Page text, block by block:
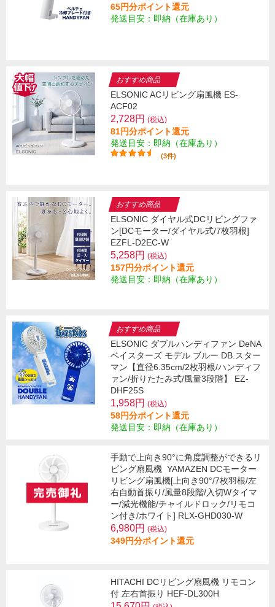
65円分ポイント還元
発送目安：即納（在庫あり）
おすすめ商品
ELSONIC ACリビング扇風機 ES-
ACF02
2,728円 (税込)
81円分ポイント還元
発送目安：即納（在庫あり）
(3件)
おすすめ商品
ELSONIC ダイヤル式DCリビングファ
ン[DCモーター/ダイヤル式/7枚羽根]
EZFL-D2EC-W
5,258円 (税込)
157円分ポイント還元
発送目安：即納（在庫あり）
おすすめ商品
ELSONIC ダブルハンディファン DeNA
ベイスターズ モデル ブルー DB.スター
マン【直径6.35cm/2枚羽根/ハンディフ
ァン/折りたたみ式/風量3段階】 EZ-
DHF25S
1,958円 (税込)
58円分ポイント還元
発送目安：即納（在庫あり）
手動で上向き90°に角度調整ができるリ
ビング扇風機 YAMAZEN DCモーター
リビング扇風機[上向き90°/7枚羽根/左
右自動首振り/風量8段階/入切Wタイマ
ー/減光機能/チャイルドロック/リモコ
ン付き/ホワイト] RLX-GHD030-W
6,980円 (税込)
349円分ポイント還元
HITACHI DCリビング扇風機 リモコン
付 左右首振り HEF-DL300H